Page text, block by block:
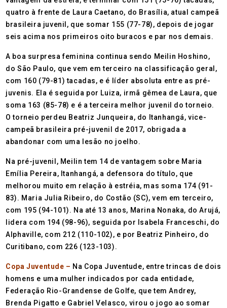
quatro à frente de Laura Caetano, do Brasília, atual campeã
brasileira juvenil, que somar 155 (77-78), depois de jogar
seis acima nos primeiros oito buracos e par nos demais.
A boa surpresa feminina continua sendo Meilin Hoshino,
do São Paulo, que vem em terceiro na classificação geral,
com 160 (79-81) tacadas, e é líder absoluta entre as pré-
juvenis. Ela é seguida por Luiza, irmã gêmea de Laura, que
soma 163 (85-78) e é a terceira melhor juvenil do torneio.
O torneio perdeu Beatriz Junqueira, do Itanhangá, vice-
campeã brasileira pré-juvenil de 2017, obrigada a
abandonar com uma lesão no joelho.
Na pré-juvenil, Meilin tem 14 de vantagem sobre Maria
Emília Pereira, Itanhangá, a defensora do título, que
melhorou muito em relação à estréia, mas soma 174 (91-
83). Maria Julia Ribeiro, do Costão (SC), vem em terceiro,
com 195 (94-101). Na até 13 anos, Marina Nonaka, do Arujá,
lidera com 194 (98-96), seguida por Isabela Franceschi, do
Alphaville, com 212 (110-102), e por Beatriz Pinheiro, do
Curitibano, com 226 (123-103).
Copa Juventude – Na Copa Juventude, entre trincas de dois
homens e uma mulher indicados por cada entidade,
Federação Rio-Grandense de Golfe, que tem Andrey,
Brenda Pigatto e Gabriel Velasco, virou o jogo ao somar